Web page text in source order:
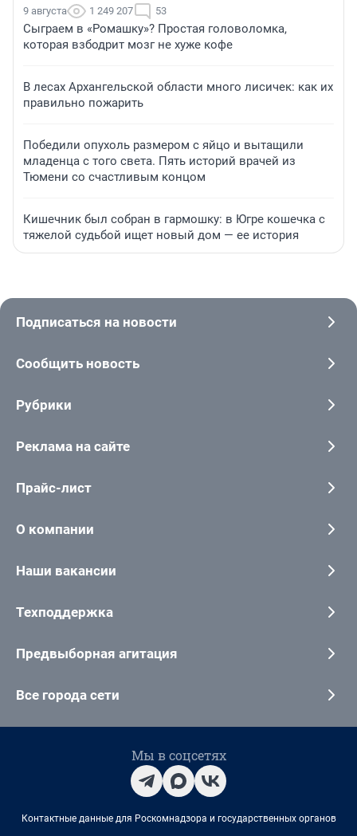
9 августа 1 249 207 53
Сыграем в «Ромашку»? Простая головоломка,
которая взбодрит мозг не хуже кофе
В лесах Архангельской области много лисичек: как их
правильно пожарить
Победили опухоль размером с яйцо и вытащили
младенца с того света. Пять историй врачей из
Тюмени со счастливым концом
Кишечник был собран в гармошку: в Югре кошечка с
тяжелой судьбой ищет новый дом — ее история
Подписаться на новости
Сообщить новость
Рубрики
Реклама на сайте
Прайс-лист
О компании
Наши вакансии
Техподдержка
Предвыборная агитация
Все города сети
Мы в соцсетях
Контактные данные для Роскомнадзора и государственных органов